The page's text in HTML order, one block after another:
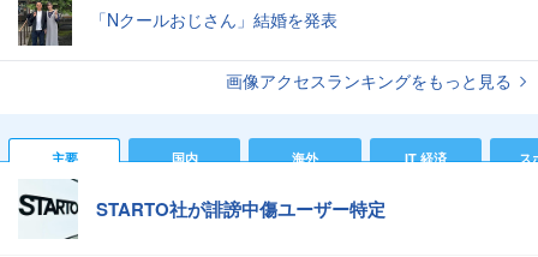
「Nクールおじさん」結婚を発表
画像アクセスランキングをもっと見る
主要 国内 海外 IT 経済 ス
STARTO社が誹謗中傷ユーザー特定